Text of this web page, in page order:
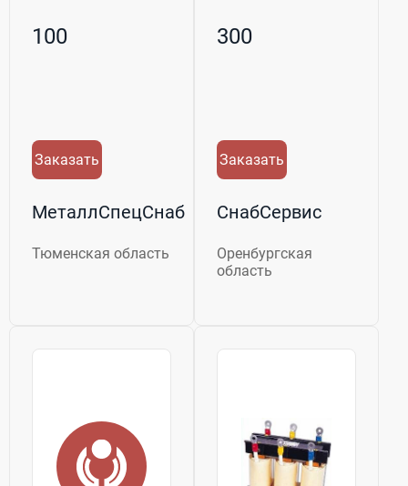
100
Заказать
МеталлСпецСнаб
Тюменская область
300
Заказать
СнабСервис
Оренбургская
область